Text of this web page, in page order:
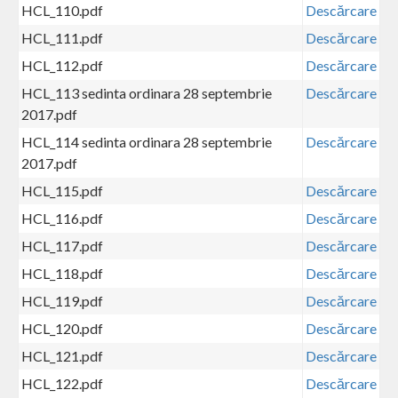
HCL_110.pdf
Descărcare
HCL_111.pdf
Descărcare
HCL_112.pdf
Descărcare
HCL_113 sedinta ordinara 28 septembrie
2017.pdf
Descărcare
HCL_114 sedinta ordinara 28 septembrie
2017.pdf
Descărcare
HCL_115.pdf
Descărcare
HCL_116.pdf
Descărcare
HCL_117.pdf
Descărcare
HCL_118.pdf
Descărcare
HCL_119.pdf
Descărcare
HCL_120.pdf
Descărcare
HCL_121.pdf
Descărcare
HCL_122.pdf
Descărcare